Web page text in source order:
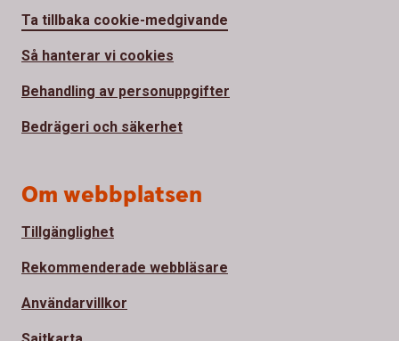
Ta tillbaka cookie-medgivande
Så hanterar vi cookies
Behandling av personuppgifter
Bedrägeri och säkerhet
Om webbplatsen
Tillgänglighet
Rekommenderade webbläsare
Användarvillkor